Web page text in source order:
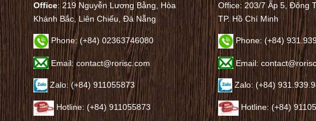
Office: 219 Nguyễn Lương Bằng, Hòa
Khánh Bắc, Liên Chiểu, Đà Nẵng
Phone: (+84) 02363746080
Email: contact@rorisc.com
Zalo: (+84) 911055873
Hotline: (+84) 911055873
Office: 203/7 Ấp 5, Đông
TP. Hồ Chí Minh
Phone: (+84)
Email:
Zalo: (+84)
Hotline: (+84)